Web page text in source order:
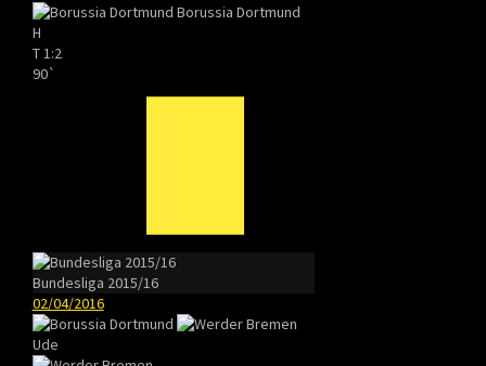
Borussia Dortmund
H
T 1:2
90`
Bundesliga 2015/16
02/04/2016
Ude